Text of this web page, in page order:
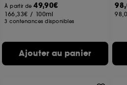
À partir de49,90€
166,33€ / 100ml
3 contenances disponibles
Ajouter au panier